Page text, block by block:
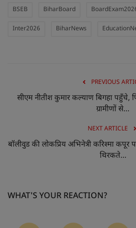
BSEB BiharBoard
Inter2026 BiharNews
PREVIOUS
सीएम नीतीश कुमार कल्याण बिगहा पहुँचे,
ग्रामीणों से...
NEXT ARTICLE
बॉलीवुड की लोकप्रिय अभिनेत्री करिश्मा कपूर
थिरकते...
WHAT'S YOUR REACTION?